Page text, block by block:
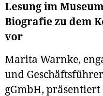
Lesung im
Biografie zu dem
vor
Marita Warnke,
und
gGmbH,